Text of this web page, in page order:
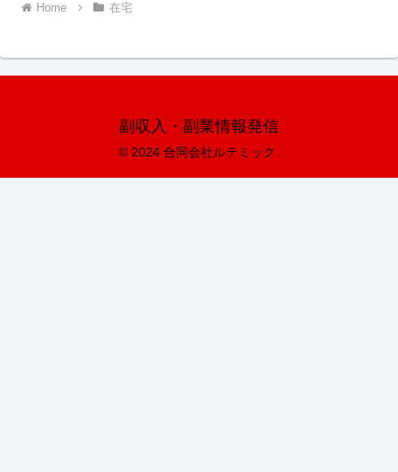
Home 在宅
副収入・副業情報発信
© 2024 合同会社ルテミック.